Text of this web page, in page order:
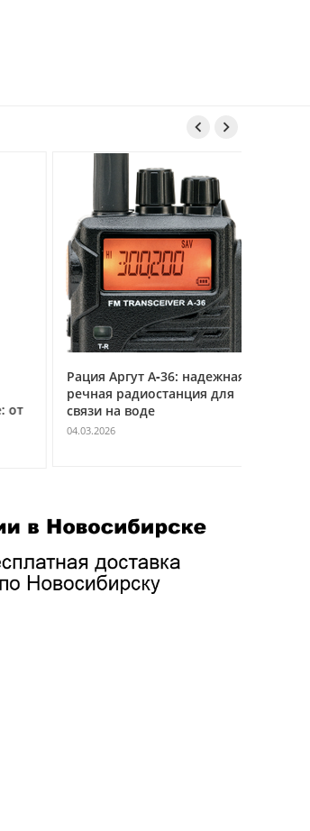
 
Рация Аргут А‑36: надежная
речная радиостанция для
связи на воде
04.03.2026